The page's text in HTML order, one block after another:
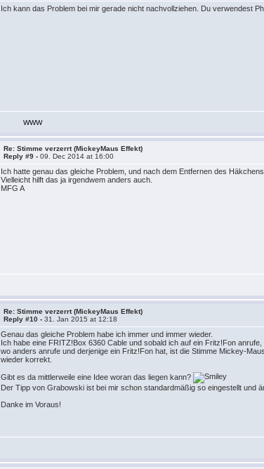
Ich kann das Problem bei mir gerade nicht nachvollziehen. Du verwendest
WWW
Re: Stimme verzerrt (MickeyMaus Effekt)
Reply #9 -09. Dec 2014 at 16:00
Ich hatte genau das gleiche Problem, und nach dem Entfernen des
Vielleicht hilft das ja irgendwem anders auch.
MFG A
Re: Stimme verzerrt (MickeyMaus Effekt)
Reply #10 -31. Jan 2015 at 12:18
Genau das gleiche Problem habe ich immer und immer wieder.
Ich habe eine FRITZ!Box 6360 Cable und sobald ich auf ein Fritz!Fon
wo anders anrufe und derjenige ein Fritz!Fon hat, ist die Stimme Mickey-
wieder korrekt.
Gibt es da mittlerweile eine Idee woran das liegen kann?
Der Tipp von Grabowski ist bei mir schon standardmäßig so eingestellt und
Danke im Voraus!